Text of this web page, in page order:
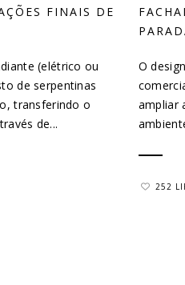
FINAIS DE
(elétrico ou
de serpentinas
transferindo o
de...
O
ampliar
252